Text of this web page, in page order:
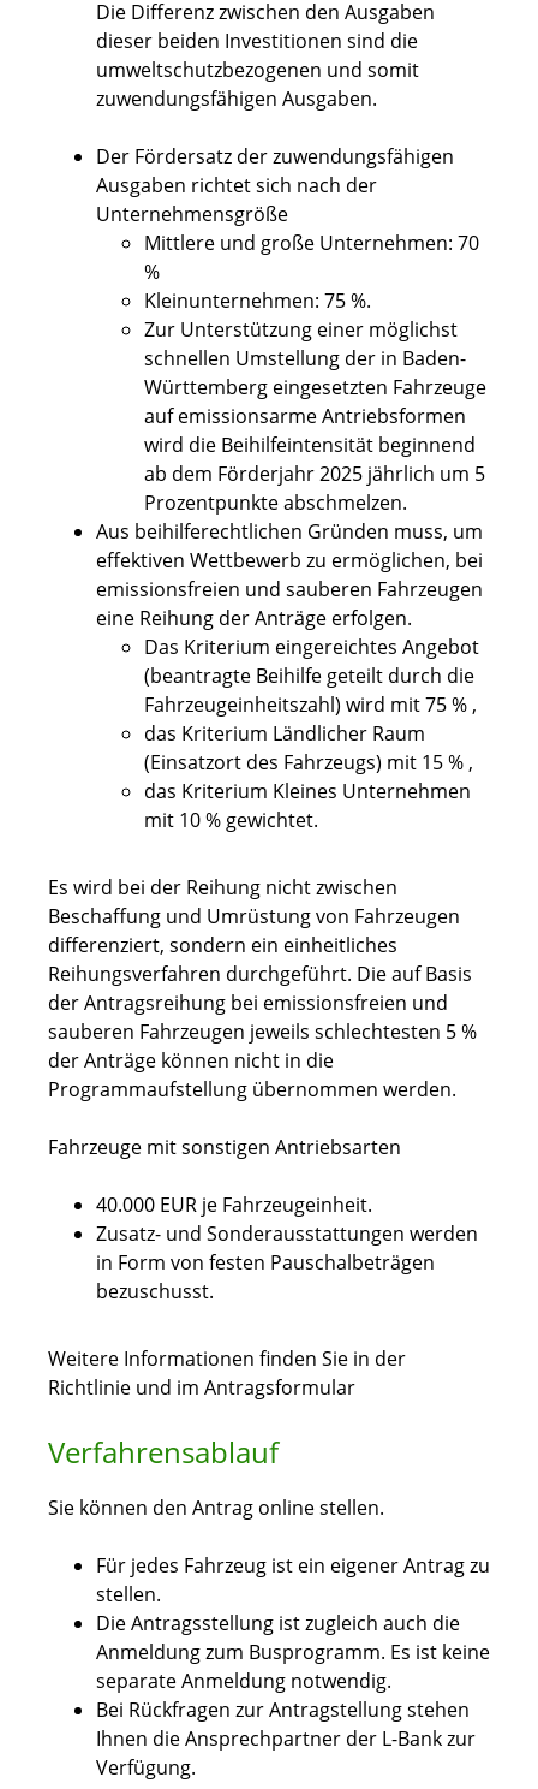
Die Differenz zwischen den Ausgaben
dieser beiden Investitionen sind die
umweltschutzbezogenen und somit
zuwendungsfähigen Ausgaben.
Der Fördersatz der zuwendungsfähigen
Ausgaben richtet sich nach der
Unternehmensgröße
Mittlere und große Unternehmen: 70
%
Kleinunternehmen: 75 %.
Zur Unterstützung einer möglichst
schnellen Umstellung der in Baden-
Württemberg eingesetzten Fahrzeuge
auf emissionsarme Antriebsformen
wird die Beihilfeintensität beginnend
ab dem Förderjahr 2025 jährlich um 5
Prozentpunkte abschmelzen.
Aus beihilferechtlichen Gründen muss, um
effektiven Wettbewerb zu ermöglichen, bei
emissionsfreien und sauberen Fahrzeugen
eine Reihung der Anträge erfolgen.
Das Kriterium eingereichtes Angebot
(beantragte Beihilfe geteilt durch die
Fahrzeugeinheitszahl) wird mit 75 % ,
das Kriterium Ländlicher Raum
(Einsatzort des Fahrzeugs) mit 15 % ,
das Kriterium Kleines Unternehmen
mit 10 % gewichtet.
Es wird bei der Reihung nicht zwischen
Beschaffung und Umrüstung von Fahrzeugen
differenziert, sondern ein einheitliches
Reihungsverfahren durchgeführt. Die auf Basis
der Antragsreihung bei emissionsfreien und
sauberen Fahrzeugen jeweils schlechtesten 5 %
der Anträge können nicht in die
Programmaufstellung übernommen werden.
Fahrzeuge mit sonstigen Antriebsarten
40.000 EUR je Fahrzeugeinheit.
Zusatz- und Sonderausstattungen werden
in Form von festen Pauschalbeträgen
bezuschusst.
Weitere Informationen finden Sie in der
Richtlinie und im Antragsformular
Verfahrensablauf
Sie können den Antrag online stellen.
Für jedes Fahrzeug ist ein eigener Antrag zu
stellen.
Die Antragsstellung ist zugleich auch die
Anmeldung zum Busprogramm. Es ist keine
separate Anmeldung notwendig.
Bei Rückfragen zur Antragstellung stehen
Ihnen die Ansprechpartner der L-Bank zur
Verfügung.